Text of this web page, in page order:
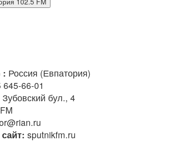
: Россия (Евпатория)
01
бул., 4
sputnikfm.ru